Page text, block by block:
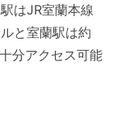
はJR室蘭本線
と室蘭駅は約
分アクセス可能